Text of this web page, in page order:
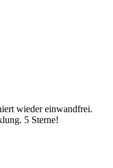
wieder einwandfrei.
5 Sterne!